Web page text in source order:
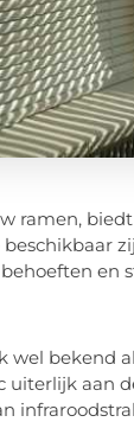
ramen, biedt
en
wel bekend
uiterlijk aan